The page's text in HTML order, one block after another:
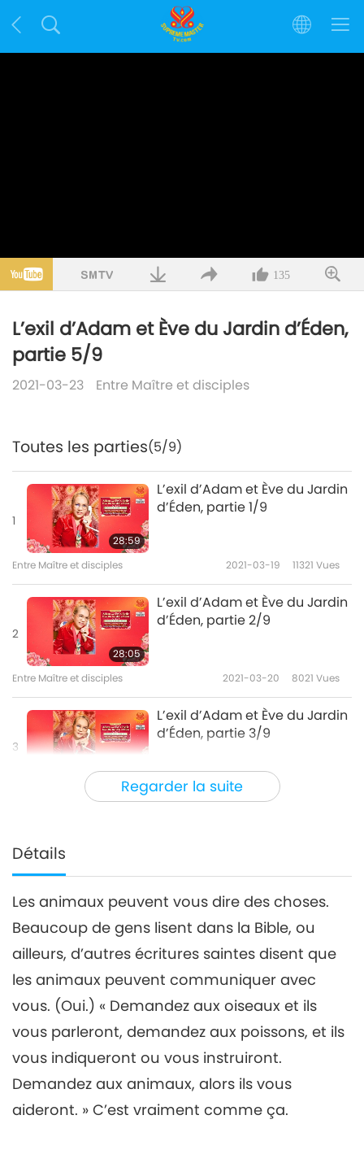
135
L’exil d’Adam et Ève du Jardin d’Éden,
partie 5/9
2021-03-23 Entre Maître et disciples
Regarder la suite
Toutes les parties(5/9)
1
28:59
L’exil d’Adam et Ève du Jardin
d’Éden, partie 1/9
Entre Maître et disciples 2021-03-19 11321 Vues
2
28:05
L’exil d’Adam et Ève du Jardin
d’Éden, partie 2/9
Entre Maître et disciples 2021-03-20 8021 Vues
3
L’exil d’Adam et Ève du Jardin
d’Éden, partie 3/9
Entre Maître et disciples 2021-03-21
4
30:14
Entre Maître et disciples 2021-03-22 7190Vues
L’exil d’Adam et Ève du
Jardin d’Éden, partie 5/9
Entre Maître et disciples
6
26:25
L’exil d’Adam et Ève du Jardin
Détails
Les animaux peuvent vous dire des choses.
Beaucoup de gens lisent dans la Bible, ou
ailleurs, d’autres écritures saintes disent que
les animaux peuvent communiquer avec
vous. (Oui.) « Demandez aux oiseaux et ils
vous parleront, demandez aux poissons, et ils
vous indiqueront ou vous instruiront.
Demandez aux animaux, alors ils vous
aideront. » C’est vraiment comme ça.